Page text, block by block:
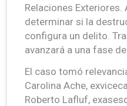
Relaciones Exteriores.
determinar si la
configura un delito.
avanzará a una fase
El caso tomó
Carolina Ache,
Roberto Lafluf,